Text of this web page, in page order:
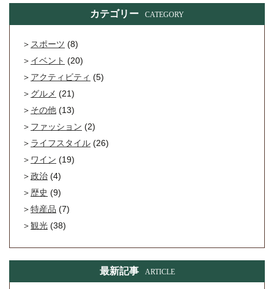
カテゴリー CATEGORY
スポーツ (8)
イベント (20)
アクティビティ (5)
グルメ (21)
その他 (13)
ファッション (2)
ライフスタイル (26)
ワイン (19)
政治 (4)
歴史 (9)
特産品 (7)
観光 (38)
最新記事 ARTICLE